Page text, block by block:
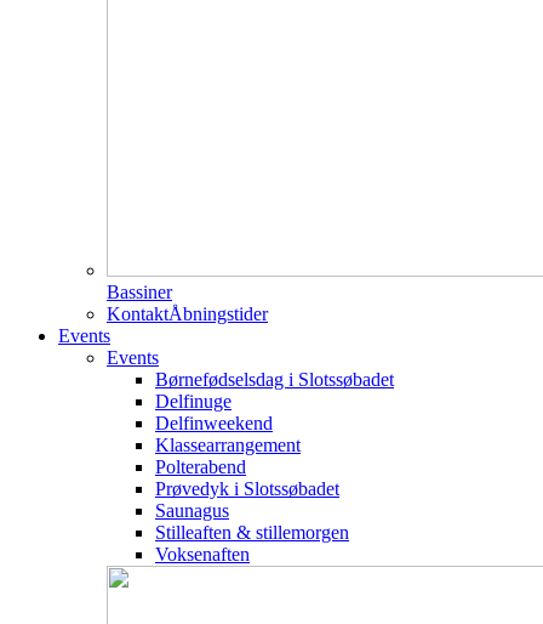
Bassiner
KontaktÅbningstider
Events
Events
Børnefødselsdag i Slotssøbadet
Delfinuge
Delfinweekend
Klassearrangement
Polterabend
Prøvedyk i Slotssøbadet
Saunagus
Stilleaften & stillemorgen
Voksenaften